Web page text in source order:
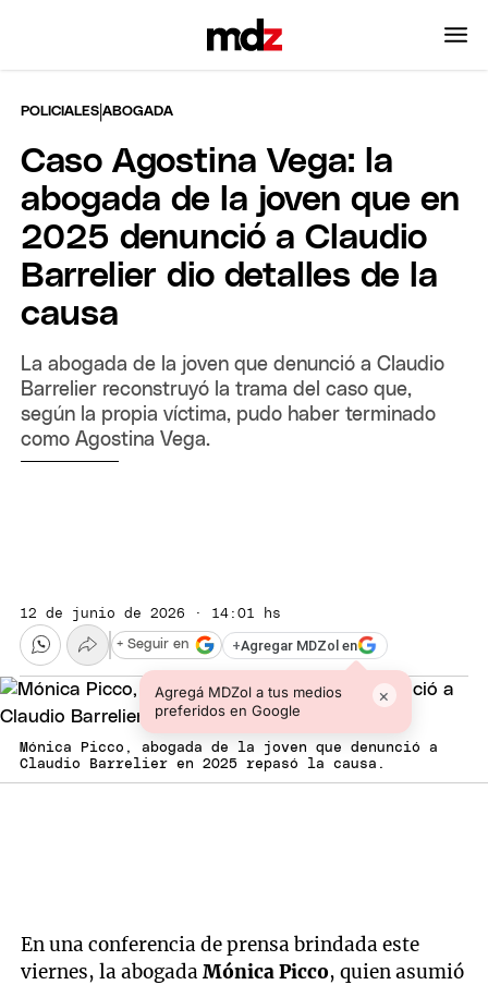
POLICIALES |ABOGADA
Caso Agostina Vega: la
abogada de la joven que en
2025 denunció a Claudio
Barrelier dio detalles de la
causa
La abogada de la joven que denunció a Claudio
Barrelier reconstruyó la trama del caso que,
según la propia víctima, pudo haber terminado
como Agostina Vega.
12 de junio de 2026 · 14:01 hs
+Agregar MDZol en
Agregá MDZol a tus medios
preferidos en Google
×
+ Seguir en
Mónica Picco, abogada de la joven que denunció a
Claudio Barrelier en 2025 repasó la causa.
En una conferencia de prensa brindada este
viernes, la abogadaMónica Picco, quien asumió